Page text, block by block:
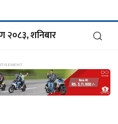
२०८३, शनिबार